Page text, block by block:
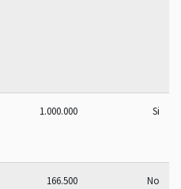
1.000.000 Si
166.500 No